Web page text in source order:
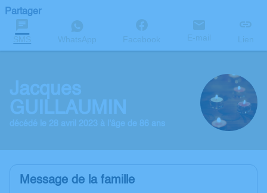
Partager
SMS WhatsApp Facebook E-mail Lien
Jacques
GUILLAUMIN
décédé le 28 avril 2023 à l'âge de 86 ans
Message de la famille